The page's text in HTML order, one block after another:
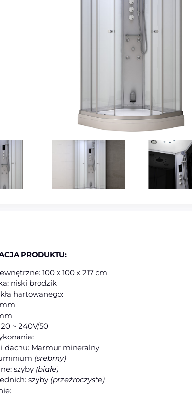
PRODUKTU:
100 x 100 x 217 cm
niski brodzik
hartowanego:
~ 240V/50
dachu: Marmur mineralny
(srebrny)
szyby (białe)
szyby (przeźroczyste)